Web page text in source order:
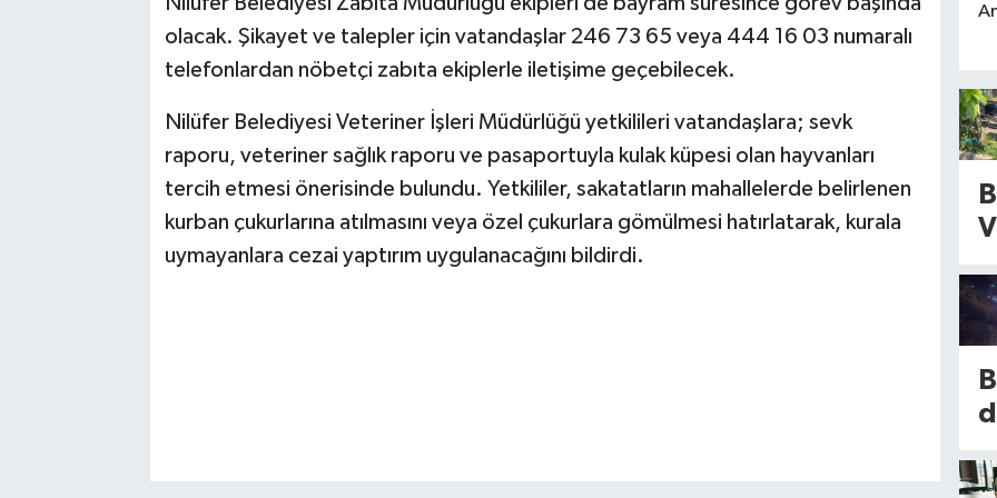
olacak. Şikayet ve talepler için vatandaşlar 246 73 65 veya 444 16 03 numaralı
telefonlardan nöbetçi zabıta ekiplerle iletişime geçebilecek.
Nilüfer Belediyesi Veteriner İşleri Müdürlüğü yetkilileri vatandaşlara; sevk
raporu, veteriner sağlık raporu ve pasaportuyla kulak küpesi olan hayvanları
tercih etmesi önerisinde bulundu. Yetkililer, sakatatların mahallelerde belirlenen
kurban çukurlarına atılmasını veya özel çukurlara gömülmesi hatırlatarak, kurala
uymayanlara cezai yaptırım uygulanacağını bildirdi.
li
!